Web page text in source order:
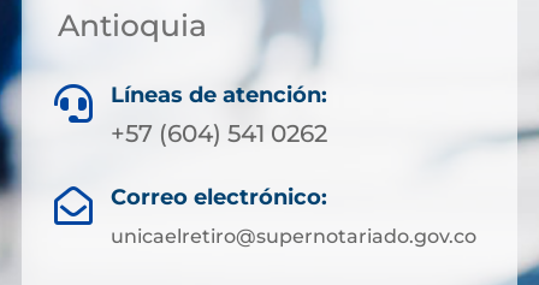
Antioquia
 Líneas de atención:
+57 (604) 541 0262
 Correo electrónico:
unicaelretiro@supernotariado.gov.co